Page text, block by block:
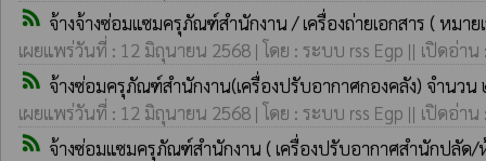
rss_feed จ้างจ้างซ่อมแซมครุภัณฑ์สำนักงาน / เครื่องถ่ายเอกสาร ( หมา
เผยแพร่วันที่ : 12 มิถุนายน 2568 | โดย : ระบบ rss Egp || เปิดอ่าน
rss_feed จ้างซ่อมครุภัณฑ์สำนักงาน(เครื่องปรับอากาศกองคลัง) จำนวน ๒
เผยแพร่วันที่ : 12 มิถุนายน 2568 | โดย : ระบบ rss Egp || เปิดอ่าน
rss_feed จ้างซ่อมแซมครุภัณฑ์สำนักงาน ( เครื่องปรับอากาศสำนักปลัด/